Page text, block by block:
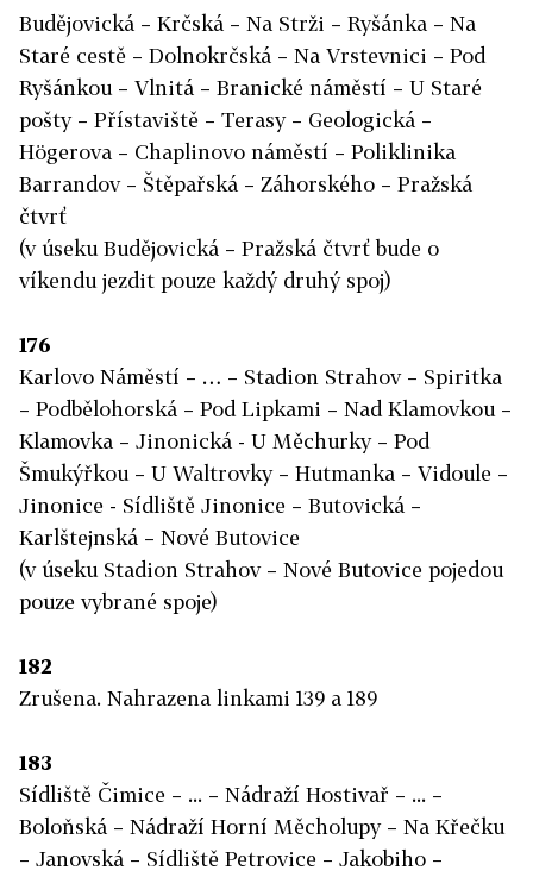
Budějovická – Krčská – Na Strži – Ryšánka – Na
Staré cestě – Dolnokrčská – Na Vrstevnici – Pod
Ryšánkou – Vlnitá – Branické náměstí – U Staré
pošty – Přístaviště – Terasy – Geologická –
Högerova – Chaplinovo náměstí – Poliklinika
Barrandov – Štěpařská – Záhorského – Pražská
čtvrť
(v úseku Budějovická – Pražská čtvrť bude o
víkendu jezdit pouze každý druhý spoj)
176
Karlovo Náměstí – … – Stadion Strahov – Spiritka
– Podbělohorská – Pod Lipkami – Nad Klamovkou –
Klamovka – Jinonická - U Měchurky – Pod
Šmukýřkou – U Waltrovky – Hutmanka – Vidoule –
Jinonice - Sídliště Jinonice – Butovická –
Karlštejnská – Nové Butovice
(v úseku Stadion Strahov – Nové Butovice pojedou
pouze vybrané spoje)
182
Zrušena. Nahrazena linkami 139 a 189
183
Sídliště Čimice – ... – Nádraží Hostivař – ... –
Boloňská – Nádraží Horní Měcholupy – Na Křečku
– Janovská – Sídliště Petrovice – Jakobiho –